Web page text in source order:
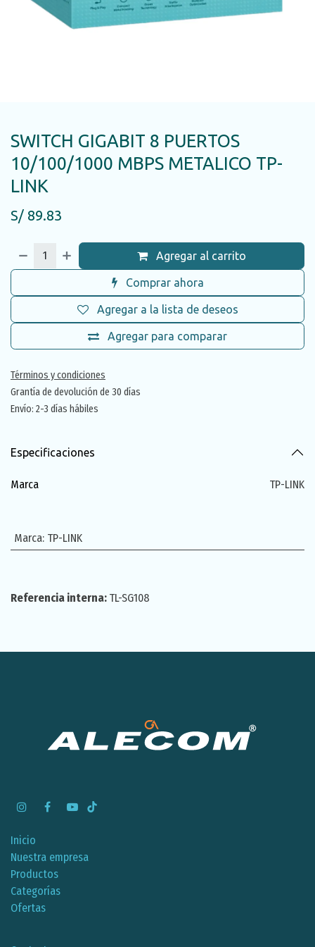
SWITCH GIGABIT 8 PUERTOS
10/100/1000 MBPS METALICO TP-
LINK
S/ 89.83
Agregar al carrito
Comprar ahora
Agregar para comparar
Agregar a la lista de deseos
Términos y condiciones
Grantía de devolución de 30 días
Envío: 2-3 días hábiles
Especificaciones
Marca TP-LINK
Marca: TP-LINK
Referencia interna: TL-SG108
Inicio
Nuestra empresa
Productos
Categorías
Ofertas